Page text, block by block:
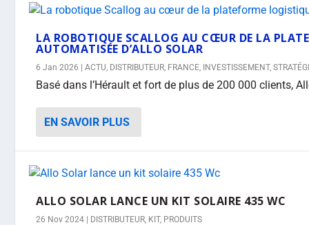
LA ROBOTIQUE SCALLOG AU CŒUR DE LA
AUTOMATISÉE D’ALLO SOLAR
6 Jan 2026 |ACTU, DISTRIBUTEUR, FRANCE, INVESTISSEMENT,
Basé dans l’Hérault et fort de plus de 200 000 clients,
EN SAVOIR PLUS
ALLO SOLAR LANCE UN KIT SOLAIRE 435 WC
26 Nov 2024 DISTRIBUTEUR, KIT, PRODUITS